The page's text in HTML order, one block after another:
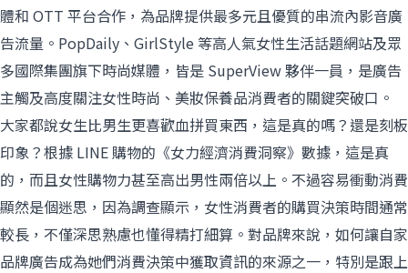
體和 OTT 平台合作，為品牌提供最多元且優質的串流內影音廣
告流量。PopDaily、GirlStyle 等高人氣女性生活話題網站及眾
多國際集團旗下時尚媒體，皆是 SuperView 夥伴一員，是廣告
主觸及高度關注女性時尚、美妝保養品消費者的關鍵突破口。
大家都說女生比男生更喜歡血拼買東西，這是真的嗎？還是刻板
印象？根據 LINE 購物的《女力經濟消費洞察》數據，這是真
的，而且女性購物力甚至高出男性兩倍以上。不過容易衝動消費
顯然是個迷思，因為調查顯示，女性消費者的購買決策時間通常
較長，不僅深思熟慮也懂得精打細算。對品牌來說，如何讓自家
品牌廣告成為她們消費決策中獲取資訊的來源之一，特別是跟上